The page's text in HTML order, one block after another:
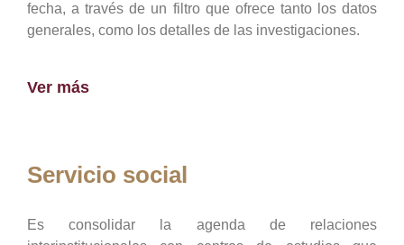
fecha, a través de un filtro que ofrece tanto los datos
generales, como los detalles de las investigaciones.
Ver más
Servicio social
Es consolidar la agenda de relaciones